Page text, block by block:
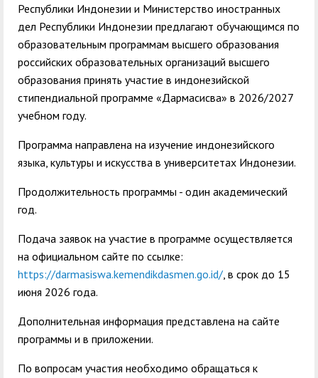
Республики Индонезии и Министерство иностранных
дел Республики Индонезии предлагают обучающимся по
образовательным программам высшего образования
российских образовательных организаций высшего
образования принять участие в индонезийской
стипендиальной программе «Дармасисва» в 2026/2027
учебном году.
Программа направлена на изучение индонезийского
языка, культуры и искусства в университетах Индонезии.
Продолжительность программы - один академический
год.
Подача заявок на участие в программе осуществляется
на официальном сайте по ссылке:
https://darmasiswa.kemendikdasmen.go.id/, в срок до 15
июня 2026 года.
Дополнительная информация представлена на сайте
программы и в приложении.
По вопросам участия необходимо обращаться к